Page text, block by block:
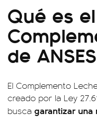
Qué es el
de ANSES
El Complemento
creado por la Ley
busca garantizar una